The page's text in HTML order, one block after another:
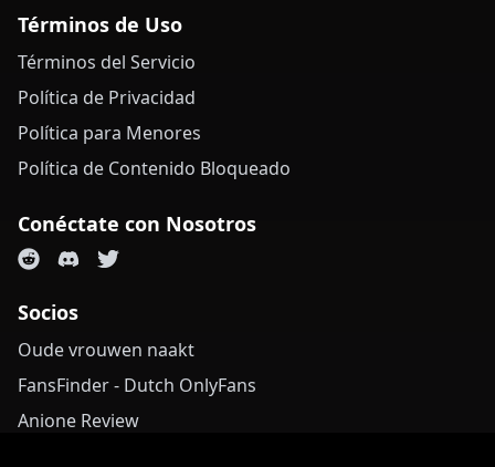
Términos de Uso
Términos del Servicio
Política de Privacidad
Política para Menores
Política de Contenido Bloqueado
Conéctate con Nosotros
Socios
Oude vrouwen naakt
FansFinder - Dutch OnlyFans
Anione Review